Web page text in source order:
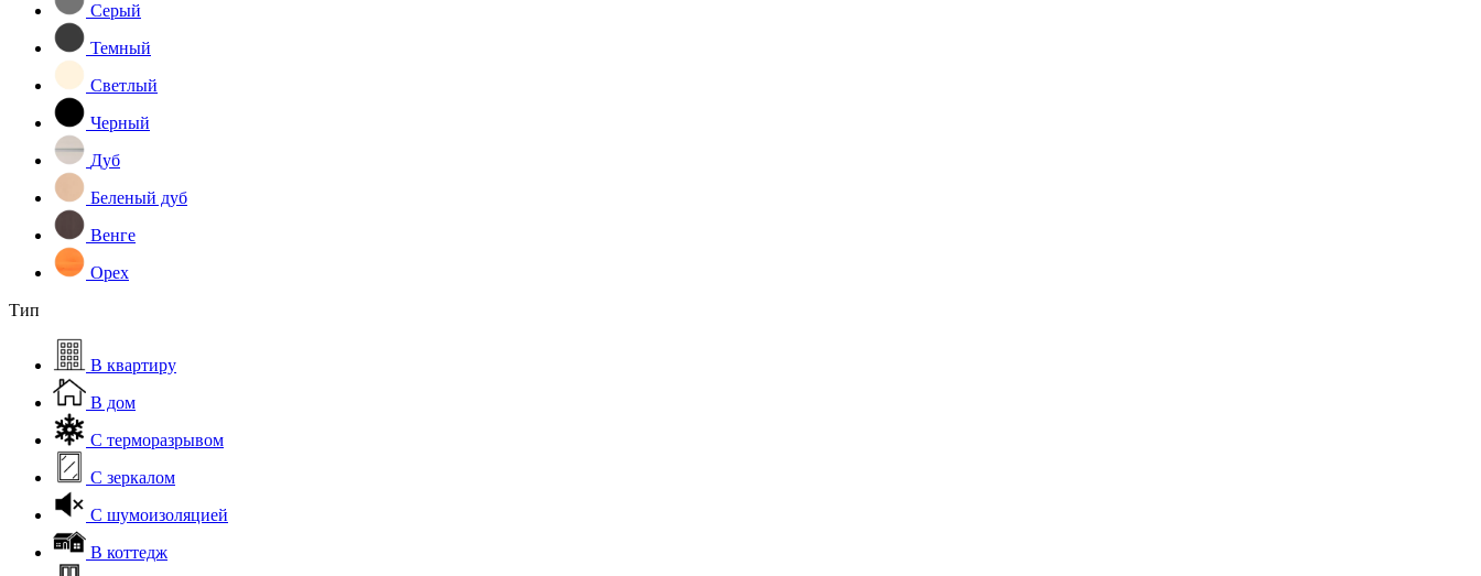
Серый
Темный
Светлый
Черный
Дуб
Беленый дуб
Венге
Орех
Тип
В квартиру
В дом
С терморазрывом
С зеркалом
С шумоизоляцией
В коттедж